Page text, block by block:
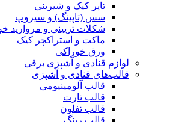
تاپر کیک و شیرینی
سس (تاپینگ) و سیروپ
شکلات تزیینی و مروارید
ماکت و استراکچر کیک
ورق خوراکی
لوازم قنادی و آشپزی برقی
قالب‌های قنادی و آشپزی
قالب آلومینیومی
قالب تارت
قالب تفلون
قالب رینگ